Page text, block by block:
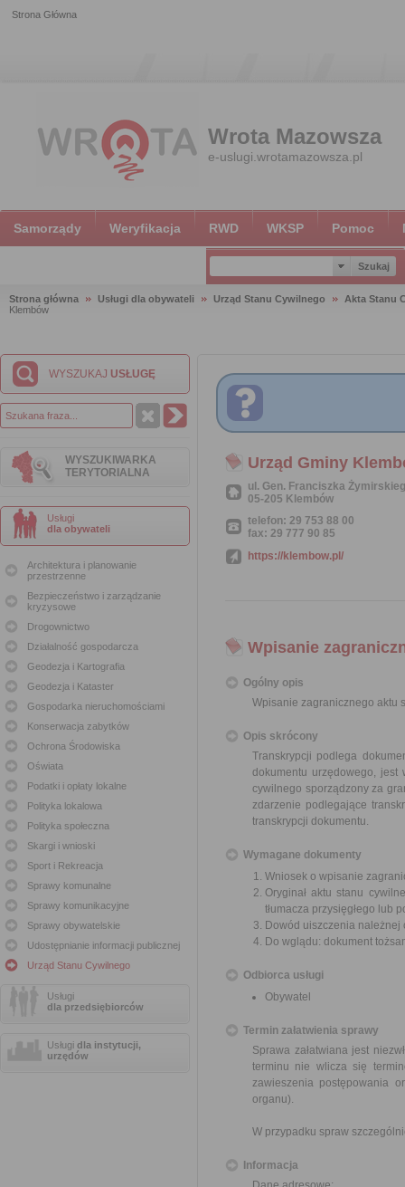
Strona Główna
Wrota Mazowsza
e-uslugi.wrotamazowsza.pl
Samorządy Weryfikacja RWD WKSP Pomoc
Strona główna Usługi dla obywateli Urząd Stanu Cywilnego
Akta Stanu
Klembów
WYSZUKAJ USŁUGĘ
WYSZUKIWARKA
TERYTORIALNA
Usługi
dla obywateli
Architektura i planowanie
przestrzenne
Bezpieczeństwo i zarządzanie
kryzysowe
Drogownictwo
Działalność gospodarcza
Geodezja i Kartografia
Geodezja i Kataster
Gospodarka nieruchomościami
Konserwacja zabytków
Ochrona Środowiska
Oświata
Podatki i opłaty lokalne
Polityka lokalowa
Polityka społeczna
Skargi i wnioski
Sport i Rekreacja
Sprawy komunalne
Sprawy komunikacyjne
Sprawy obywatelskie
Udostępnianie informacji publicznej
Urząd Stanu Cywilnego
Usługi
dla przedsiębiorców
Usługi dla instytucji,
urzędów
Urząd Gminy
ul. Gen. Franciszka
05-205 Klembów
telefon: 29 753 88 00
fax: 29 777 90 85
https://klembow.pl/
Wpisanie
Ogólny opis
Wpisanie zagranicznego aktu
Opis skrócony
Transkrypcji podlega
dokumentu urzędowego, jest
cywilnego sporządzony za
zdarzenie podlegające
transkrypcji dokumentu.
Wymagane dokumenty
Wniosek o wpisanie
Oryginał aktu stanu
tłumacza przysięgłego lub
Dowód uiszczenia należnej
Do wglądu: dokument
Odbiorca usługi
Obywatel
Termin załatwienia sprawy
Sprawa załatwiana jest
terminu nie wlicza się
zawieszenia postępowania
organu).
W przypadku spraw
Informacja